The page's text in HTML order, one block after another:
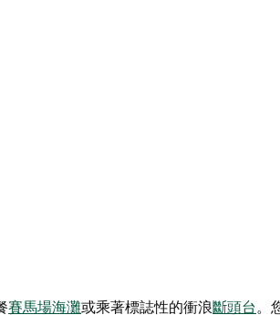
賽馬場海灘或乘著標誌性的衝浪斷頭台。